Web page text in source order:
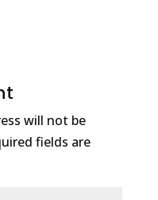
will not be
fields are